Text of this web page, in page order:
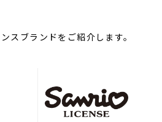
スブランドをご紹介します。